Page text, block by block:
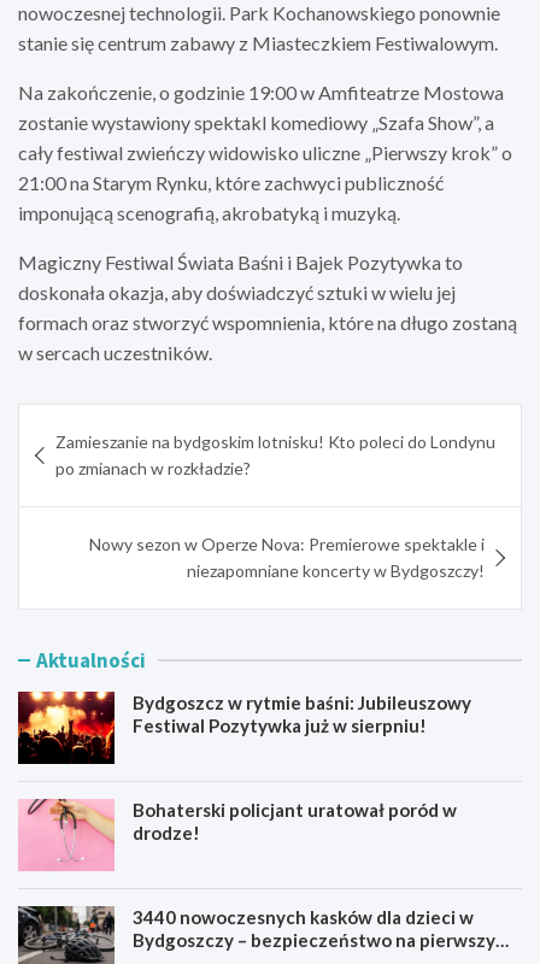
nowoczesnej technologii. Park Kochanowskiego ponownie
stanie się centrum zabawy z Miasteczkiem Festiwalowym.
Na zakończenie, o godzinie 19:00 w Amfiteatrze Mostowa
zostanie wystawiony spektakl komediowy „Szafa Show”, a
cały festiwal zwieńczy widowisko uliczne „Pierwszy krok” o
21:00 na Starym Rynku, które zachwyci publiczność
imponującą scenografią, akrobatyką i muzyką.
Magiczny Festiwal Świata Baśni i Bajek Pozytywka to
doskonała okazja, aby doświadczyć sztuki w wielu jej
formach oraz stworzyć wspomnienia, które na długo zostaną
w sercach uczestników.
wpisu
Zamieszanie na bydgoskim lotnisku! Kto poleci do Londynu
po zmianach w rozkładzie?
Nowy sezon w Operze Nova: Premierowe spektakle i
niezapomniane koncerty w Bydgoszczy!
Aktualności
Bydgoszcz w rytmie baśni: Jubileuszowy
Festiwal Pozytywka już w sierpniu!
Bohaterski policjant uratował poród w
drodze!
3440 nowoczesnych kasków dla dzieci w
Bydgoszczy – bezpieczeństwo na pierwszym